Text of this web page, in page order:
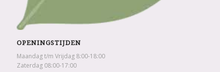
OPENINGSTIJDEN
Maandag t/m Vrijdag 8:00-18:00
Zaterdag 08:00-17:00